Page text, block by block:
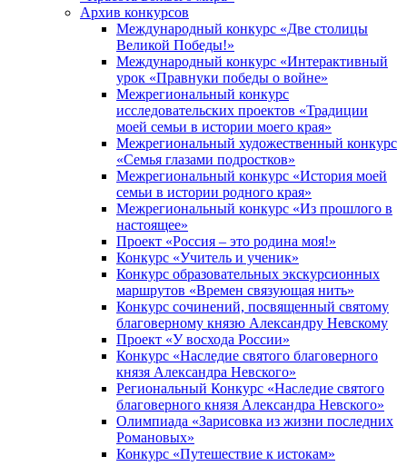
Архив конкурсов
Международный конкурс «Две столицы
Великой Победы!»
Международный конкурс «Интерактивный
урок «Правнуки победы о войне»
Межрегиональный конкурс
исследовательских проектов «Традиции
моей семьи в истории моего края»
Межрегиональный художественный конкурс
«Семья глазами подростков»
Межрегиональный конкурс «История моей
семьи в истории родного края»
Межрегиональный конкурс «Из прошлого в
настоящее»
Проект «Россия – это родина моя!»
Конкурс «Учитель и ученик»
Конкурс образовательных экскурсионных
маршрутов «Времен связующая нить»
Конкурс сочинений, посвященный святому
благоверному князю Александру Невскому
Проект «У восхода России»
Конкурс «Наследие святого благоверного
князя Александра Невского»
Региональный Конкурс «Наследие святого
благоверного князя Александра Невского»
Олимпиада «Зарисовка из жизни последних
Романовых»
Конкурс «Путешествие к истокам»